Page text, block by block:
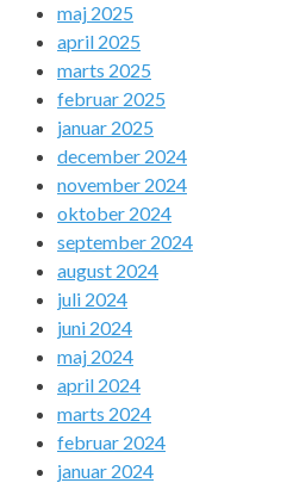
maj 2025
april 2025
marts 2025
februar 2025
januar 2025
december 2024
november 2024
oktober 2024
september 2024
august 2024
juli 2024
juni 2024
maj 2024
april 2024
marts 2024
februar 2024
januar 2024